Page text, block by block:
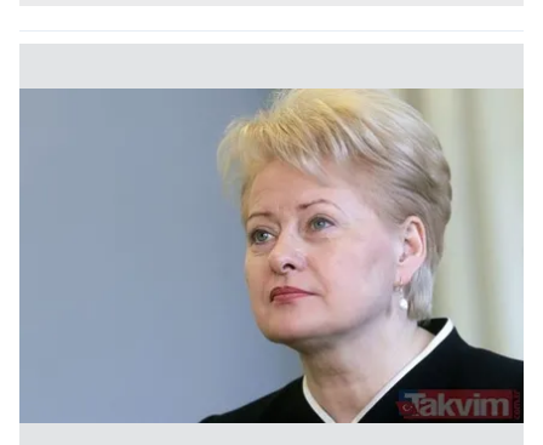
almak için lütfentıklayınız.